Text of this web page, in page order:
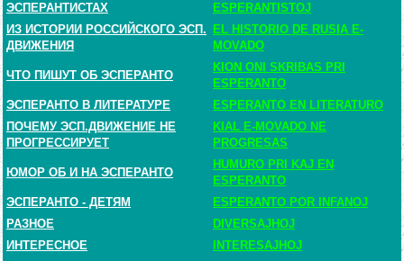
ЭСПЕРАНТИСТАХ
ESPERANTISTOJ
ИЗ ИСТОРИИ РОССИЙСКОГО ЭСП.
ДВИЖЕНИЯ
EL HISTORIO DE RUSIA E-
MOVADO
ЧТО ПИШУТ ОБ ЭСПЕРАНТО
KION ONI SKRIBAS PRI
ESPERANTO
ЭСПЕРАНТО В ЛИТЕРАТУРЕ
ESPERANTO EN LITERATURO
ПОЧЕМУ ЭСП.ДВИЖЕНИЕ НЕ
ПРОГРЕССИРУЕТ
KIAL E-MOVADO NE
PROGRESAS
ЮМОР ОБ И НА ЭСПЕРАНТО
HUMURO PRI KAJ EN
ESPERANTO
ЭСПЕРАНТО - ДЕТЯМ
ESPERANTO POR INFANOJ
РАЗНОЕ
DIVERSAJHOJ
ИНТЕРЕСНОЕ
INTERESAJHOJ